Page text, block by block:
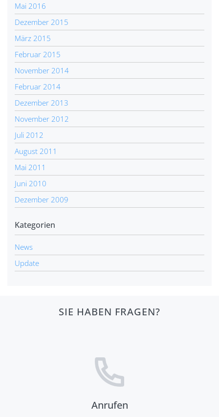
Mai 2016
Dezember 2015
März 2015
Februar 2015
November 2014
Februar 2014
Dezember 2013
November 2012
Juli 2012
August 2011
Mai 2011
Juni 2010
Dezember 2009
Kategorien
News
Update
SIE HABEN FRAGEN?
Anrufen